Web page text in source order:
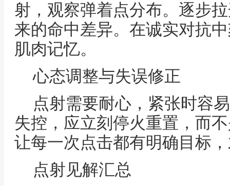
射，观察弹着点分布。逐步
来的命中差异。在诚实对抗
肌肉记忆。
心态调整与失误修正
点射需要耐心，紧张时容
失控，应立刻停火重置，而
让每一次点击都有明确目标
点射见解汇总